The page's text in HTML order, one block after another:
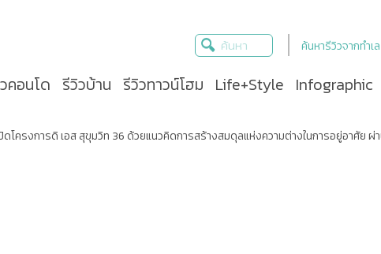
ค้นหารีวิวจากทำเล
คอนโด รีวิวบ้าน รีวิวทาวน์โฮม Life+Style Infographic
ดโครงการดิ เอส สุขุมวิท 36 ด้วยแนวคิดการสร้างสมดุลแห่งความต่างในการอยู่อาศัย ผ่